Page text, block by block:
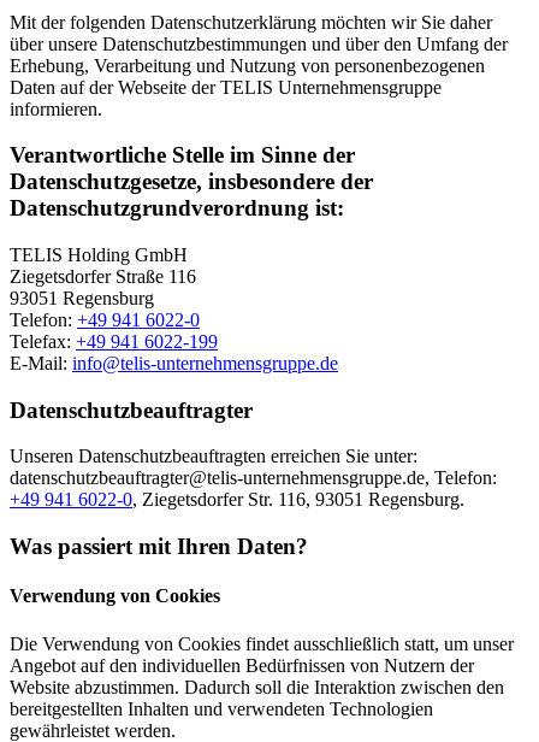
Mit der folgenden Datenschutzerklärung möchten wir Sie daher
über unsere Datenschutzbestimmungen und über den Umfang der
Erhebung, Verarbeitung und Nutzung von personenbezogenen
Daten auf der Webseite der TELIS Unternehmensgruppe
informieren.
Verantwortliche Stelle im Sinne der
Datenschutzgesetze, insbesondere der
Datenschutzgrundverordnung ist:
TELIS Holding GmbH
Ziegetsdorfer Straße 116
93051 Regensburg
Telefon: +49 941 6022-0
Telefax: +49 941 6022-199
E-Mail: info@telis-unternehmensgruppe.de
Datenschutzbeauftragter
Unseren Datenschutzbeauftragten erreichen Sie unter:
datenschutzbeauftragter@telis-unternehmensgruppe.de, Telefon:
+49 941 6022-0, Ziegetsdorfer Str. 116, 93051 Regensburg.
Was passiert mit Ihren Daten?
Verwendung von Cookies
Die Verwendung von Cookies findet ausschließlich statt, um unser
Angebot auf den individuellen Bedürfnissen von Nutzern der
Website abzustimmen. Dadurch soll die Interaktion zwischen den
bereitgestellten Inhalten und verwendeten Technologien
gewährleistet werden.